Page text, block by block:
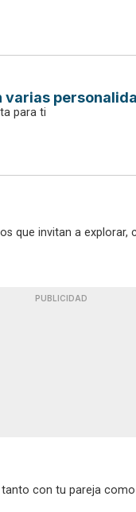
varias
para ti
que invitan a explorar,
PUBLICIDAD
con tu pareja